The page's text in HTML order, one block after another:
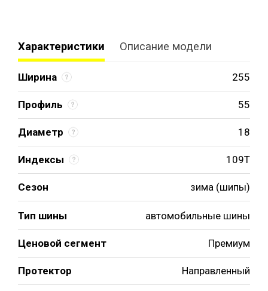
Характеристики Описание модели
Ширина 255
Профиль 55
Диаметр 18
Индексы 109T
Сезон зима (шипы)
Тип шины автомобильные шины
Ценовой сегмент Премиум
Протектор Направленный